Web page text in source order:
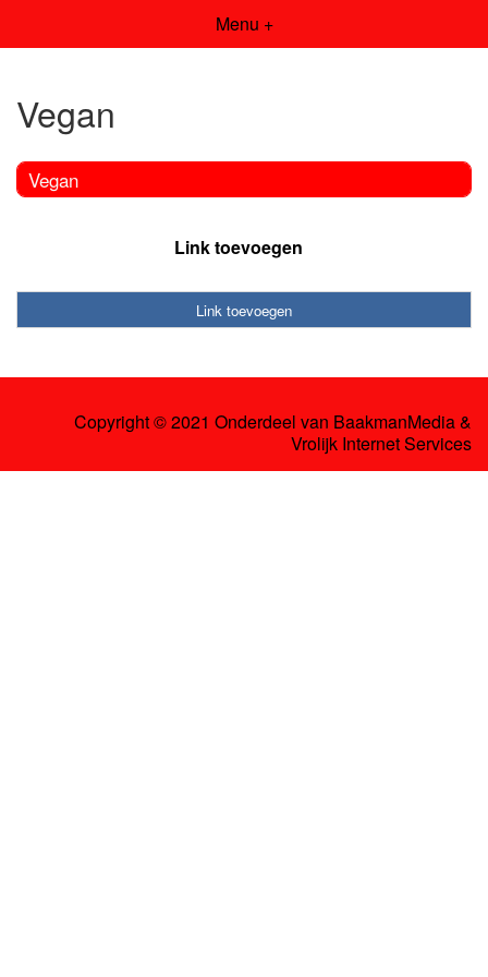
Menu +
Vegan
Vegan
Link toevoegen
Link toevoegen
Copyright © 2021 Onderdeel van BaakmanMedia&
Vrolijk Internet Services